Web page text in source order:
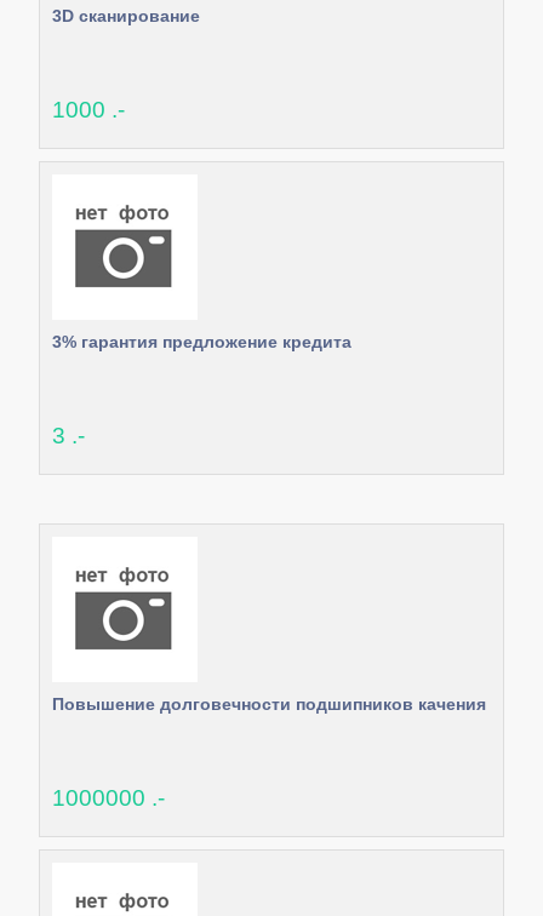
3D сканирование
1000 .-
3% гарантия предложение кредита
3 .-
Повышение долговечности подшипников качения
1000000 .-